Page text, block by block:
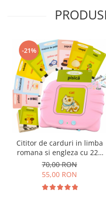
-21%
Cititor de carduri in limba
romana si engleza cu 224
de imagini si sunete,
incarcare USB
70,00 RON
55,00 RON